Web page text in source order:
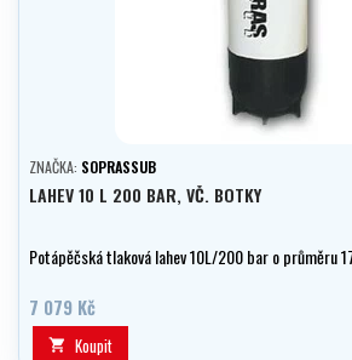
ZNAČKA: SOPRASSUB
LAHEV 10 L 200 BAR, VČ. BOTKY
Potápěčská tlaková lahev 10L/200 bar o průměru
7 079 Kč
 Koupit